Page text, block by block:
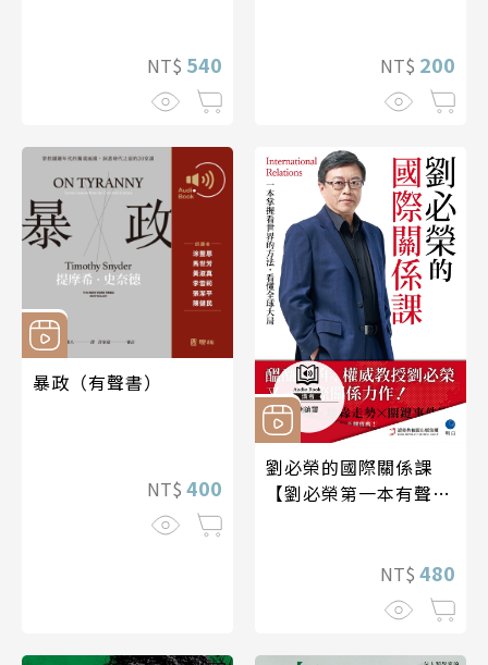
NT$ 540 NT$ 200
暴政（有聲書）
NT$ 400
劉必榮的國際關係課
【劉必榮第一本有聲
NT$ 480